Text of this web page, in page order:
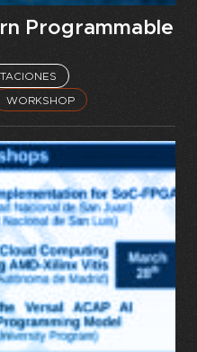
Programmable
WORKSHOP